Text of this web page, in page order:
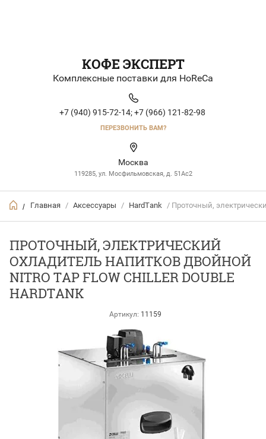
КОФЕ ЭКСПЕРТ
Комплексные поставки для HoReCa
+7 (940) 915-72-14; +7 (966) 121-82-98
ПЕРЕЗВОНИТЬ ВАМ?
Москва
119285, ул. Мосфильмовская, д. 51Ac2
/ Главная / Аксессуары / HardTank / Проточный,
ПРОТОЧНЫЙ, ЭЛЕКТРИЧЕСКИЙ
ОХЛАДИТЕЛЬ НАПИТКОВ ДВОЙНОЙ
NITRO TAP FLOW CHILLER DOUBLE
HARDTANK
Артикул: 11159